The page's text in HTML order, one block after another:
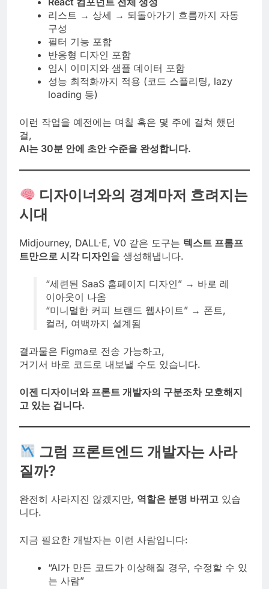
리스트 → 상세 → 되돌아가기 흐름까지 자동
구성
필터 기능 포함
반응형 디자인 포함
임시 이미지와 샘플 데이터 포함
성능 최적화까지 적용 (코드 스플리팅, lazy
loading 등)
이런 작업을 예전에는 며칠 혹은 몇 주에 걸쳐 했던
걸,
AI는 30분 안에 초안 수준을 완성합니다.
디자이너와의 경계마저 흐려지는
시대
Midjourney, DALL·E, V0 같은 도구는 텍스트 프롬프
트만으로 시각 디자인을 생성해냅니다.
“세련된 SaaS 홈페이지 디자인” → 바로 레
이아웃이 나옴
“미니멀한 커피 브랜드 웹사이트” → 폰트,
컬러, 여백까지 설계됨
결과물은 Figma로 전송 가능하고,
거기서 바로 코드로 내보낼 수도 있습니다.
이젠 디자이너와 프론트 개발자의 구분조차 모호해지
고 있는 겁니다.
그럼 프론트엔드 개발자는 사라
질까?
완전히 사라지진 않겠지만, 역할은 분명 바뀌고 있습
니다.
지금 필요한 개발자는 이런 사람입니다:
“AI가 만든 코드가 이상해질 경우, 수정할 수 있
는 사람”